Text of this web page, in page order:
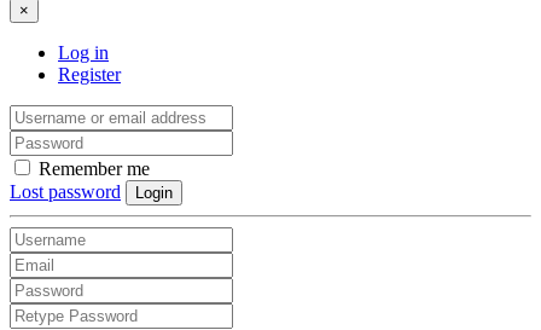
×
Log in
Register
Remember me
Lost password
Login